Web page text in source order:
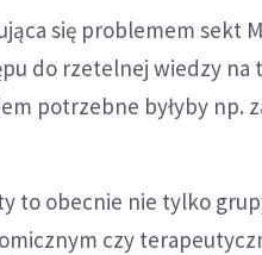
się problemem sekt
do rzetelnej wiedzy na
potrzebne byłyby np.
to obecnie nie tylko
czy